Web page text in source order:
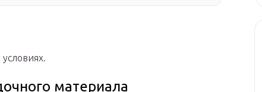
материала